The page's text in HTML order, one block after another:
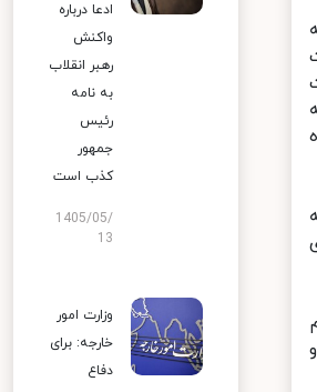
ادعا درباره
واکنش
رهبر انقلاب
به نامه
رئیس
جمهور
کذب است
1405/05/
13
وزارت امور
خارجه: برای
دفاع